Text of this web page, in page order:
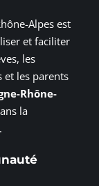
Alpes est
et faciliter
les
et les parents
Rhône-
la